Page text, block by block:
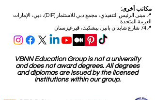
مكاتب أخرى:
📍
مبنى الرئيس التنفيذي، مجمع دبي للاستثمار (DIP)، دبي، الإمارات
العربية المتحدة
📍74 شارع شابدان باتير، بيشكيك، قيرغيزستان
VBNN Education Group is not a university
and does not award degrees. All degrees
and diplomas are issued by the licensed
institutions within our group.